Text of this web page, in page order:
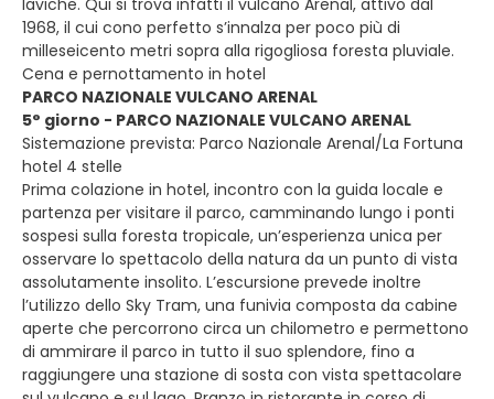
laviche. Qui si trova infatti il vulcano Arenal, attivo dal
1968, il cui cono perfetto s’innalza per poco più di
milleseicento metri sopra alla rigogliosa foresta pluviale.
Cena e pernottamento in hotel
PARCO NAZIONALE VULCANO ARENAL
5° giorno - PARCO NAZIONALE VULCANO ARENAL
Sistemazione prevista: Parco Nazionale Arenal/La Fortuna
hotel 4 stelle
Prima colazione in hotel, incontro con la guida locale e
partenza per visitare il parco, camminando lungo i ponti
sospesi sulla foresta tropicale, un’esperienza unica per
osservare lo spettacolo della natura da un punto di vista
assolutamente insolito. L’escursione prevede inoltre
l’utilizzo dello Sky Tram, una funivia composta da cabine
aperte che percorrono circa un chilometro e permettono
di ammirare il parco in tutto il suo splendore, fino a
raggiungere una stazione di sosta con vista spettacolare